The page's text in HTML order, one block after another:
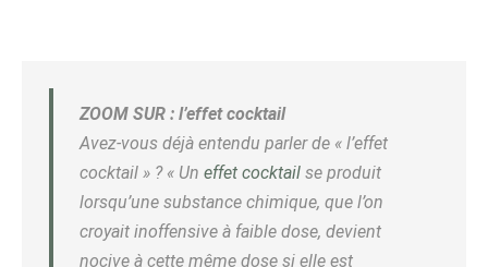
ZOOM SUR : l’effet cocktail
Avez-vous déjà entendu parler de « l’effet
cocktail » ? « Un effet cocktail se produit
lorsqu’une substance chimique, que l’on
croyait inoffensive à faible dose, devient
nocive à cette même dose si elle est